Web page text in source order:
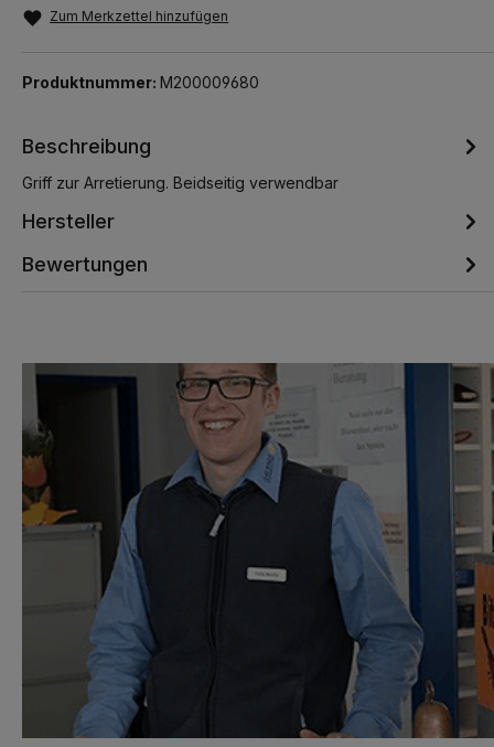
Zum Merkzettel hinzufügen
Produktnummer: M200009680
Beschreibung
Griff zur Arretierung. Beidseitig verwendbar
Hersteller
Bewertungen